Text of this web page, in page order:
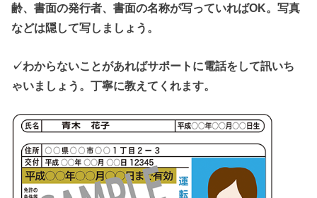
齢、書面の発行者、書面の名称が写っていればOK。写真
などは隠して写しましょう。
✓わからないことがあればサポートに電話をして訊いち
ゃいましょう。丁寧に教えてくれます。